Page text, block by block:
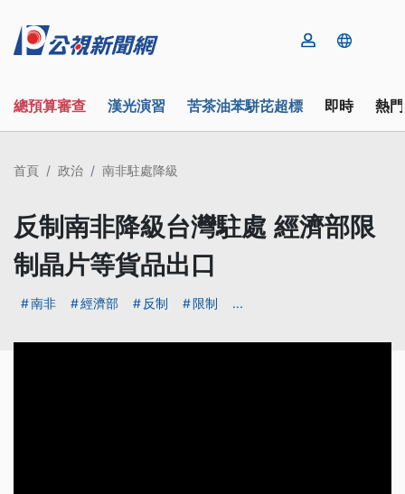
總預算審查 漢光演習 苦茶油苯駢芘超標 即時 熱
首頁 政治 南非駐處降級
反制南非降級台灣駐處 經濟部限
制晶片等貨品出口
南非 經濟部 反制 限制 ...